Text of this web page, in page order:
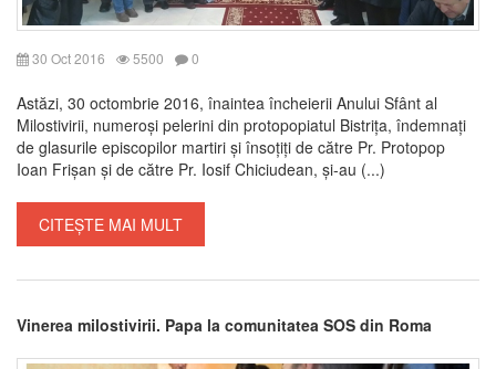
30 Oct 2016 5500 0
Astăzi, 30 octombrie 2016, înaintea încheierii Anului Sfânt al
Milostivirii, numeroși pelerini din protopopiatul Bistrița, îndemnați
de glasurile episcopilor martiri și însoțiți de către Pr. Protopop
Ioan Frișan și de către Pr. Iosif Chiciudean, și-au (...)
CITEȘTE MAI MULT
Vinerea milostivirii. Papa la comunitatea SOS din Roma